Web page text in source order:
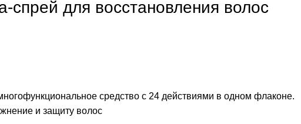
для восстановления волос
средство с 24 действиями в одном флаконе.
и защиту волос